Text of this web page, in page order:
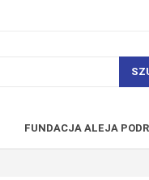
FUNDACJA ALEJA